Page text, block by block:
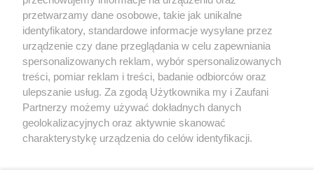
Dzień Drzemki w Pracy: kiedy jest? Śmieszne
memy, obrazki, GIF-y
Żaden utwór zamieszczony w serwisie nie może być powielany i rozpowszechniany
lub dalej rozpowszechniany w jakikolwiek sposób (w tym także elektroniczny lub
mechaniczny) na jakimkolwiek polu eksploatacji w jakiejkolwiek formie, włącznie z
przetwarzamy dane osobowe, takie jak unikalne
identyfikatory, standardowe informacje wysyłane przez
urządzenie czy dane przeglądania w celu zapewniania
spersonalizowanych reklam, wybór spersonalizowanych
treści, pomiar reklam i treści, badanie odbiorców oraz
ulepszanie usług. Za zgodą Użytkownika my i Zaufani
Partnerzy możemy używać dokładnych danych
geolokalizacyjnych oraz aktywnie skanować
charakterystykę urządzenia do celów identyfikacji.